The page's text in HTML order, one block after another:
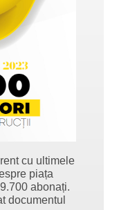
cu ultimele
piața
abonați.
documentul